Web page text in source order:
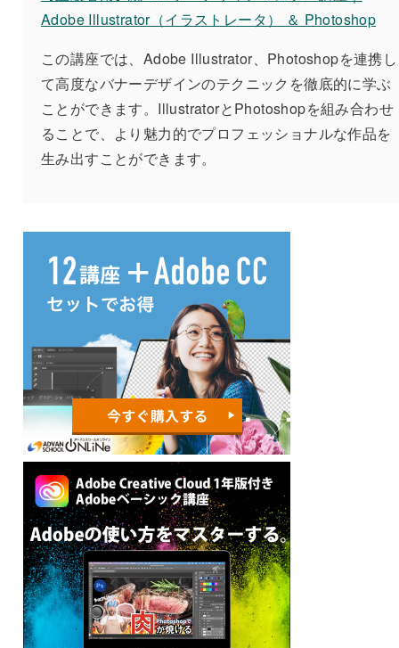
Adobe Illustrator（イラストレータ） ＆ Photoshop
この講座では、Adobe Illustrator、Photoshopを連携し
て高度なバナーデザインのテクニックを徹底的に学ぶ
ことができます。IllustratorとPhotoshopを組み合わせ
ることで、より魅力的でプロフェッショナルな作品を
生み出すことができます。